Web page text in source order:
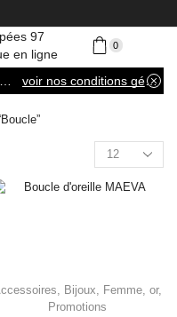
0
voir nos conditions générales de vente
, Bijoux, Femme, or,
Promotions